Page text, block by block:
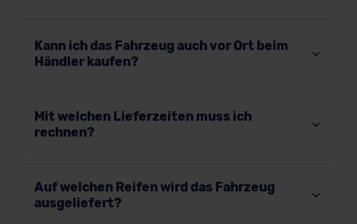
Kann ich das Fahrzeug auch vor Ort beim
Händler kaufen?
Mit welchen Lieferzeiten muss ich
rechnen?
Auf welchen Reifen wird das Fahrzeug
ausgeliefert?